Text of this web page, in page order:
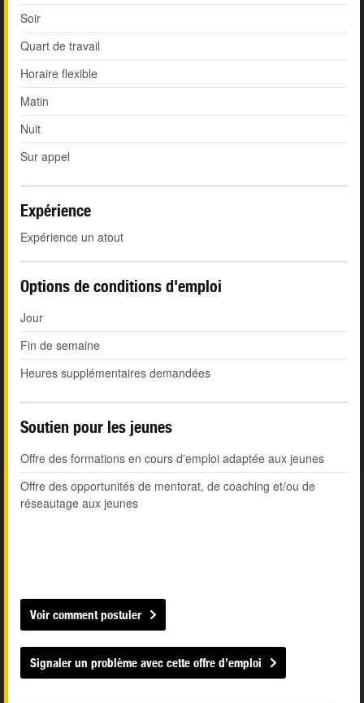
Soir
Quart de travail
Horaire flexible
Matin
Nuit
Sur appel
Expérience
Expérience un atout
Options de conditions d'emploi
Jour
Fin de semaine
Heures supplémentaires demandées
Soutien pour les jeunes
Offre des formations en cours d'emploi adaptée aux jeunes
Offre des opportunités de mentorat, de coaching et/ou de
réseautage aux jeunes
Voir comment postuler
Signaler un problème avec cette offre d’emploi